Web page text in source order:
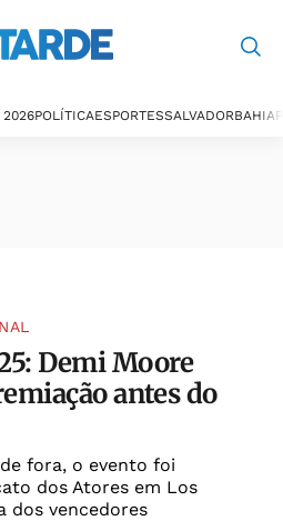
2026POLÍTICAESPORTESSALVADORBAHIA
Demi Moore
antes do
fora, o evento foi
dos Atores em Los
dos vencedores